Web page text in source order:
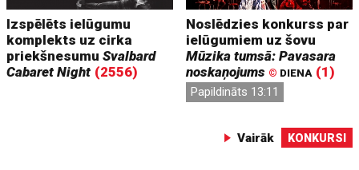
Izspēlēts ielūgumu
komplekts uz cirka
priekšnesumuSvalbard
Cabaret Night (2556)
Noslēdzies konkurss par
ielūgumiem uz šovu
Mūzika tumsā: Pavasara
noskaņojums © DIENA (1)
Papildināts 13:11
Vairāk KONKURSI